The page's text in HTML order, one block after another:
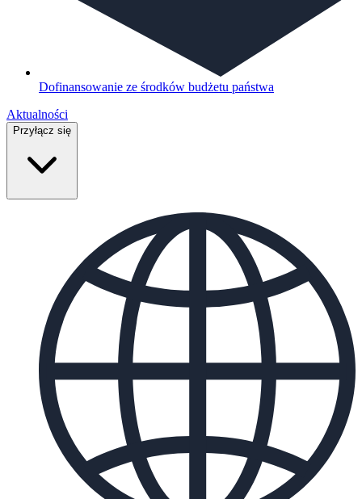
Dofinansowanie ze środków budżetu państwa
Aktualności
Przyłącz się